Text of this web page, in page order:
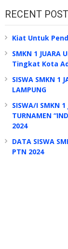
RECENT
Kiat Untuk
SMKN 1
Tingkat Kota
SISWA SMKN 1
LAMPUNG
SISWA/I SMKN 1
TURNAMEN
2024
DATA SISWA
PTN 2024